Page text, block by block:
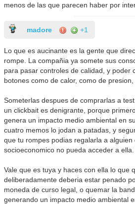
menos de las que parecen haber por
madore +1
Lo que es aucinante es la gente que
rompe. La compañia ya somete sus
para pasar controles de calidad, y poder
botones como de calor, como de presion,
Someterlas despues de comprarlas a
un clickbait es denigrante, porque
genera un impacto medio ambiental en
cuatro memos lo jodan a patadas, y
que tu rompes podias regalarla a alguien
socioeconomico no pueda acceder a ella.
Vale que es tuya y haces con ella lo que
deliberadamente deberia estar penado
moneda de curso legal, o quemar la
generando un impacto medio ambiental